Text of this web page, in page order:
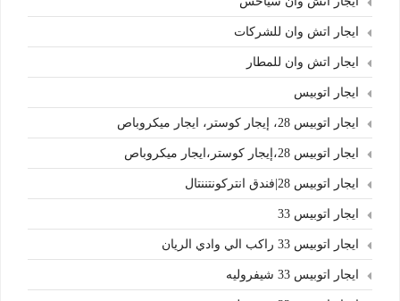
ايجار اتش وان للشركات
ايجار اتش وان للمطار
ايجار اتوبيس
ايجار اتوبيس 28، إيجار كوستر، ايجار ميكروباص
ايجار اتوبيس 28،إيجار كوستر،ايجار ميكروباص
ايجار اتوبيس 28|فندق انتركونتننتال
ايجار اتوبيس 33
ايجار اتوبيس 33 راكب الي وادي الريان
ايجار اتوبيس 33 شيفروليه